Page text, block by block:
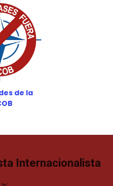
de la
Internacionalista